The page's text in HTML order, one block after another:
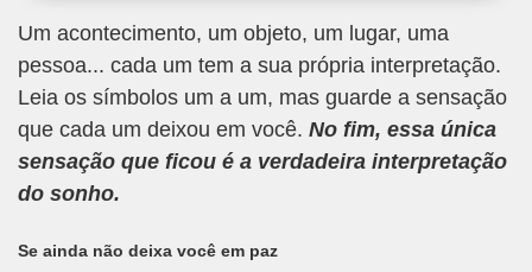
Um acontecimento, um objeto, um lugar, uma
pessoa... cada um tem a sua própria interpretação.
Leia os símbolos um a um, mas guarde a sensação
que cada um deixou em você. No fim, essa única
sensação que ficou é a verdadeira interpretação
do sonho.
Se ainda não deixa você em paz